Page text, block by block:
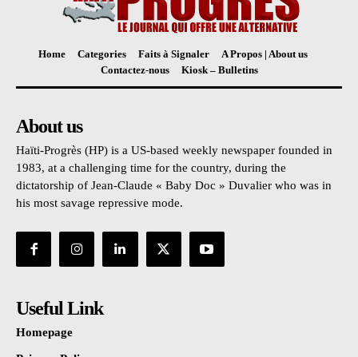
Home Categories Faits à Signaler
A Propos | About us
Contactez-nous
Kiosk – Bulletins
About us
Haïti-Progrès (HP) is a US-based weekly newspaper founded in
1983, at a challenging time for the country, during the
dictatorship of Jean-Claude « Baby Doc » Duvalier who was in
his most savage repressive mode.
Useful Link
Homepage